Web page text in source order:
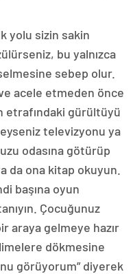
yolu sizin sakin
bu yalnızca
sebep olur.
acele etmeden önce
etrafındaki gürültüyü
televizyonu ya
odasına götürüp
da ona kitap okuyun.
başına oyun
Çocuğunuz
araya gelmeye hazır
dökmesine
görüyorum” diyerek